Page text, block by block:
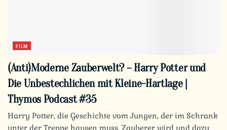
FILM
(Anti)Moderne Zauberwelt? – Harry Potter und
Die Unbestechlichen mit Kleine-Hartlage |
Thymos Podcast #35
Harry Potter, die Geschichte vom Jungen, der im Schrank
unter der Treppe hausen muss, Zauberer wird und dazu